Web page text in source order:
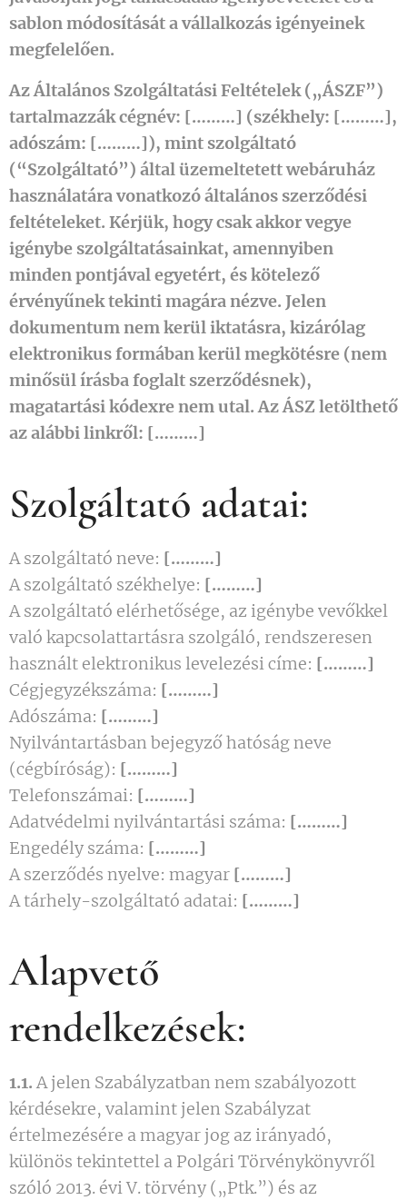
sablon módosítását a vállalkozás igényeinek
megfelelően.
Az Általános Szolgáltatási Feltételek („ÁSZF”)
tartalmazzák cégnév: [………] (székhely: [………],
adószám: [………]), mint szolgáltató
(“Szolgáltató”) által üzemeltetett webáruház
használatára vonatkozó általános szerződési
feltételeket. Kérjük, hogy csak akkor vegye
igénybe szolgáltatásainkat, amennyiben
minden pontjával egyetért, és kötelező
érvényűnek tekinti magára nézve. Jelen
dokumentum nem kerül iktatásra, kizárólag
elektronikus formában kerül megkötésre (nem
minősül írásba foglalt szerződésnek),
magatartási kódexre nem utal. Az ÁSZ letölthető
az alábbi linkről: [………]
Szolgáltató adatai:
A szolgáltató neve: [………]
A szolgáltató székhelye: [………]
A szolgáltató elérhetősége, az igénybe vevőkkel
való kapcsolattartásra szolgáló, rendszeresen
használt elektronikus levelezési címe: [………]
Cégjegyzékszáma: [………]
Adószáma: [………]
Nyilvántartásban bejegyző hatóság neve
(cégbíróság): [………]
Telefonszámai: [………]
Adatvédelmi nyilvántartási száma: [………]
Engedély száma: [………]
A szerződés nyelve: magyar [………]
A tárhely-szolgáltató adatai: [………]
Alapvető
rendelkezések:
1.1. A jelen Szabályzatban nem szabályozott
kérdésekre, valamint jelen Szabályzat
értelmezésére a magyar jog az irányadó,
különös tekintettel a Polgári Törvénykönyvről
szóló 2013. évi V. törvény („Ptk.”) és az